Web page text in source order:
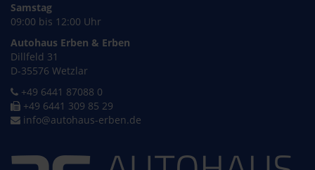
Samstag
09:00 bis 12:00 Uhr
Autohaus Erben & Erben
Dillfeld 31
D-35576 Wetzlar
+49 6441 87088 0
+49 6441 309 85 29
info@autohaus-erben.de